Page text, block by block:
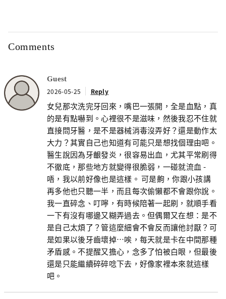
Comments
Guest
2026-05-25 Reply
女兒那次洗完牙回來，嘴巴一張開，全是血點，真
的是有點嚇到。心裡很不是滋味，然後我忍不住就
直接問牙醫，是不是器械消毒沒弄好？還是動作太
大力？其實自己也知道有可能只是想找個理由吧。
醫生說因為牙齦發炎，很容易出血，尤其平常刷得
不徹底，那些地方就變得很脆弱，一碰就流血 -
唔，我以前好像也是這樣。 可是齁，你跟小孩講
再多他也只聽一半，而且每次偷懶都不會跟你說。
我一直碎念、叮嚀，有時候陪著一起刷，就順手看
一下有沒有哪邊又糊弄過去。但偶爾又在想：是不
是自己太煩了？管這麼細會不會反而讓他討厭？可
是如果以後牙齒壞掉…唉，每天就是卡在中間那種
矛盾感。不提醒又擔心，念多了怕被白眼，但最後
還是只能繼續碎碎唸下去，好像家裡本來就這樣
吧。